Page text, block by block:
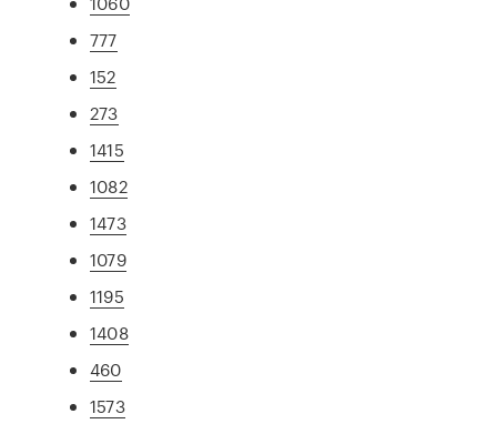
777
152
273
1415
1082
1473
1079
1195
1408
460
1573